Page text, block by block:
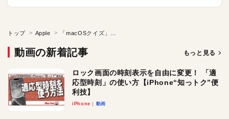
トップ Apple
動画の新着記事 もっと見る
ロック画面の時刻表示を自由に変更！ 「適
応型時刻」の使い方【iPhone“知っトク”便
利技】
iPhone 動画